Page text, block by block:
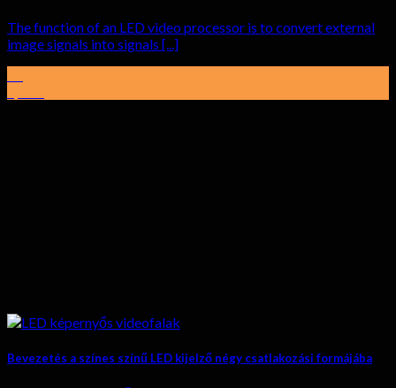
The function of an LED video processor is to convert external
image signals into signals [...]
Bevezetés a színes színű LED kijelző négy csatlakozási formájába